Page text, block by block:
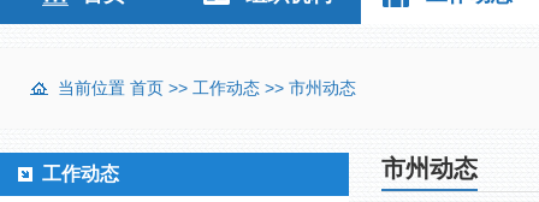
当前位置 首页 >> 工作动态 >> 市州动态
工作动态 市州动态